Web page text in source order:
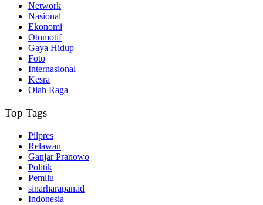
Network
Nasional
Ekonomi
Otomotif
Gaya Hidup
Foto
Internasional
Kesra
Olah Raga
Top Tags
Pilpres
Relawan
Ganjar Pranowo
Politik
Pemilu
sinarharapan.id
Indonesia